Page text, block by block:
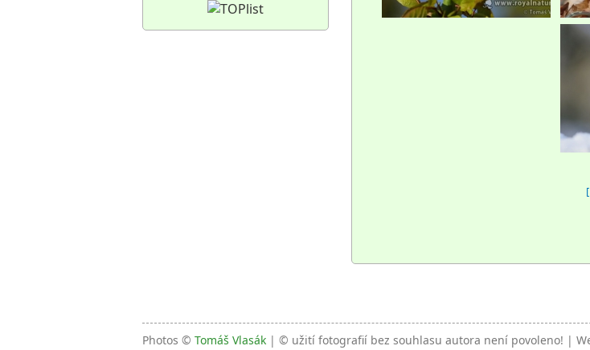
Photos © Tomáš Vlasák | © užití fotografií bez souhlasu autora není povoleno! |